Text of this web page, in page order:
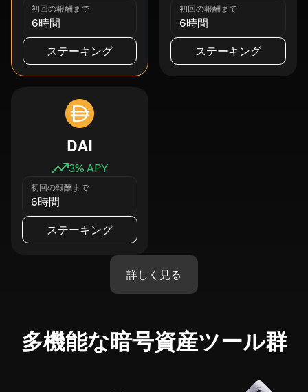
初回の報酬まで
6時間
ステーキング
初回の報酬まで
6時間
ステーキング
DAI
3% APY
初回の報酬まで
6時間
ステーキング
詳しく見る
多機能な暗号資産ツール群